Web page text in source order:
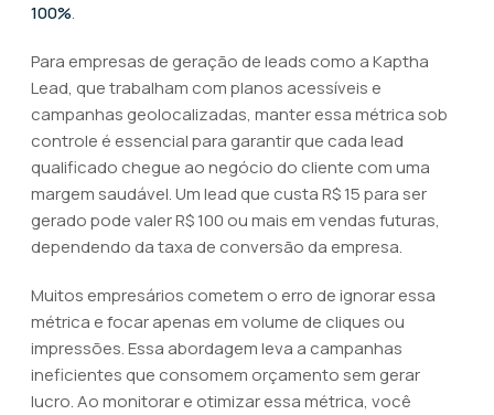
100%.
Para empresas de geração de leads como a Kaptha
Lead, que trabalham com planos acessíveis e
campanhas geolocalizadas, manter essa métrica sob
controle é essencial para garantir que cada lead
qualificado chegue ao negócio do cliente com uma
margem saudável. Um lead que custa R$ 15 para ser
gerado pode valer R$ 100 ou mais em vendas futuras,
dependendo da taxa de conversão da empresa.
Muitos empresários cometem o erro de ignorar essa
métrica e focar apenas em volume de cliques ou
impressões. Essa abordagem leva a campanhas
ineficientes que consomem orçamento sem gerar
lucro. Ao monitorar e otimizar essa métrica, você